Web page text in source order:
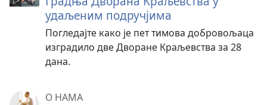
удаљеним подручјима
Погледајте како је пет тимова добровољаца
изградило две Дворане Краљевства за 28
дана.
О НАМА